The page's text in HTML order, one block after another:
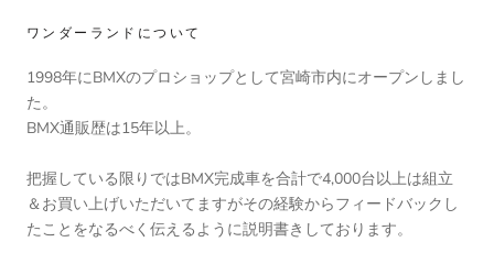
ワンダーランドについて
1998年にBMXのプロショップとして宮崎市内にオープンしまし
た。
BMX通販歴は15年以上。
把握している限りではBMX完成車を合計で4,000台以上は組立
＆お買い上げいただいてますがその経験からフィードバックし
たことをなるべく伝えるように説明書きしております。